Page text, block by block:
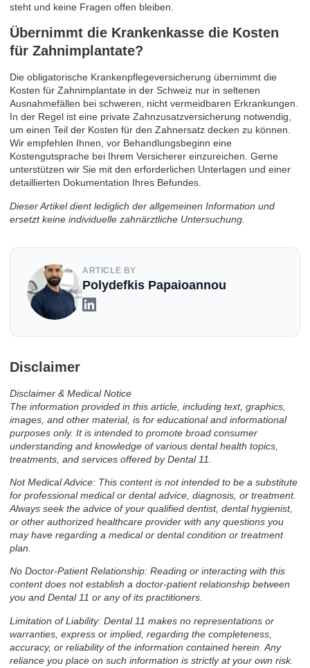
steht und keine Fragen offen bleiben.
Übernimmt die Krankenkasse die Kosten
für Zahnimplantate?
Die obligatorische Krankenpflegeversicherung übernimmt die
Kosten für Zahnimplantate in der Schweiz nur in seltenen
Ausnahmefällen bei schweren, nicht vermeidbaren Erkrankungen.
In der Regel ist eine private Zahnzusatzversicherung notwendig,
um einen Teil der Kosten für den Zahnersatz decken zu können.
Wir empfehlen Ihnen, vor Behandlungsbeginn eine
Kostengutsprache bei Ihrem Versicherer einzureichen. Gerne
unterstützen wir Sie mit den erforderlichen Unterlagen und einer
detaillierten Dokumentation Ihres Befundes.
Dieser Artikel dient lediglich der allgemeinen Information und
ersetzt keine individuelle zahnärztliche Untersuchung.
ARTICLE BY
Polydefkis Papaioannou
Disclaimer
Disclaimer & Medical Notice
The information provided in this article, including text, graphics,
images, and other material, is for educational and informational
purposes only. It is intended to promote broad consumer
understanding and knowledge of various dental health topics,
treatments, and services offered by Dental 11.
Not Medical Advice: This content is not intended to be a substitute
for professional medical or dental advice, diagnosis, or treatment.
Always seek the advice of your qualified dentist, dental hygienist,
or other authorized healthcare provider with any questions you
may have regarding a medical or dental condition or treatment
plan.
No Doctor-Patient Relationship: Reading or interacting with this
content does not establish a doctor-patient relationship between
you and Dental 11 or any of its practitioners.
Limitation of Liability: Dental 11 makes no representations or
warranties, express or implied, regarding the completeness,
accuracy, or reliability of the information contained herein. Any
reliance you place on such information is strictly at your own risk.